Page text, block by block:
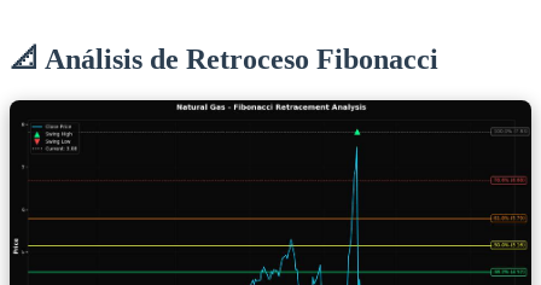
📐 Análisis de Retroceso Fibonacci